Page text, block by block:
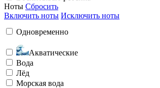
Любить и быть любимой
Загадочный
Воспитываю ребенка
Ноты Сбросить
Включить ноты Исключить ноты
Одновременно
Акватические
Вода
Лёд
Морская вода